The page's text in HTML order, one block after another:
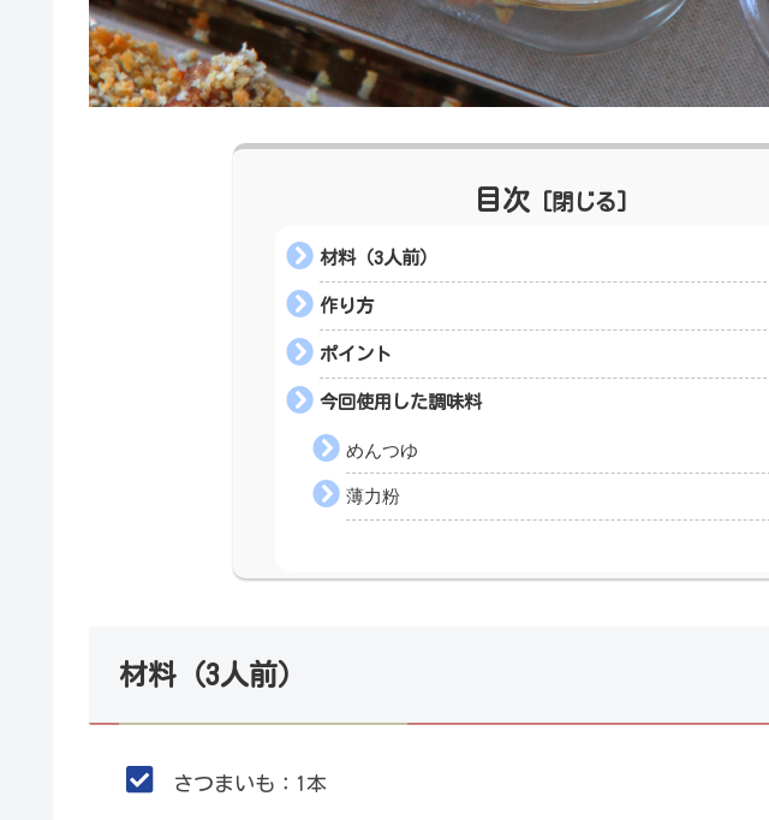
目次
材料（3人前）
作り方
ポイント
今回使用した調味料
めんつゆ
薄力粉
材料（3人前）
さつまいも：1本